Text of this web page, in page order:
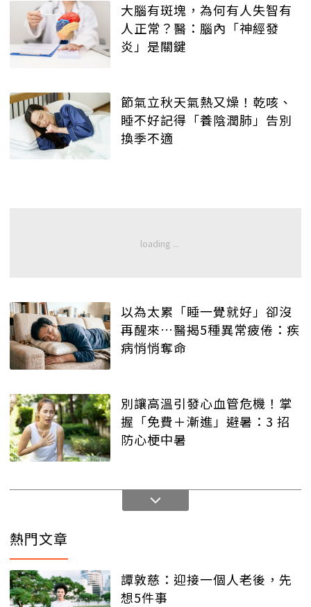
大腦有斑塊，為何有人失智有
人正常？醫：腦內「神經發
炎」是關鍵
節氣立秋天氣熱又燥！乾咳、
睡不好記得「養陰潤肺」告別
換季不適
以為太累「睡一覺就好」卻沒
再醒來…醫揭5種異常疲倦：疾
病悄悄奪命
別讓高溫引發心血管危機！掌
握「免費＋漸進」避暑：3 招
防心梗中暑
熱門文章
譚敦慈：迎接一個人老後，先
想5件事